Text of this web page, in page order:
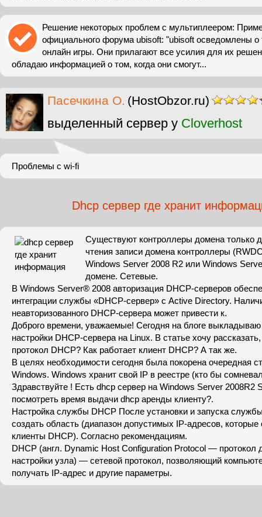
Решение некоторых проблем с мультиплеером:
официального форума ubisoft: "ubisoft осведомлены о
онлайн игры. Они прилагают все усилия для их
обладаю информацией о том, когда они смогут...
Пасечкина О. (HostObzor.ru)
выделенный сервер у Cloverhost
Проблемы с wi-fi
Dhcp сервер где хранит
Существуют контроллеры домена только
чтения записи домена контроллеры
Windows Server 2008 R2 или Windows
домене. Сетевые.
В Windows Server® 2008 авторизация DHCP-серверов
интеграции службы «DHCP-сервер» с Active Directory.
неавторизованного DHCP-сервера может привести к.
Доброго времени, уважаемые! Сегодня на блоге
настройки DHCP-сервера на Linux. В статье хочу
протокол DHCP? Как работает клиент DHCP? А так же.
В целях необходимости сегодня была покорена очередная
Windows. Windows хранит свой IP в реестре (кто бы
Здравствуйте ! Есть dhcp сервер на Windows Server 2008R2
посмотреть время выдачи dhcp аренды клиенту?.
Настройка службы DHCP После установки и запуска
создать область (диапазон допустимых IP-адресов, которые
клиенты DHCP). Согласно рекомендациям.
DHCP (англ. Dynamic Host Configuration Protocol — протокол
настройки узла) — сетевой протокол, позволяющий
получать IP-адрес и другие параметры.